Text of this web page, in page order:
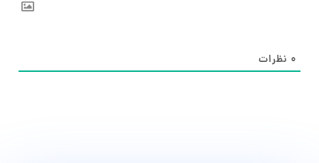
۰ نظرات